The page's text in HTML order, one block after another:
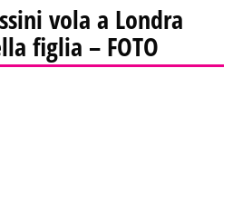
vola a Londra
figlia – FOTO